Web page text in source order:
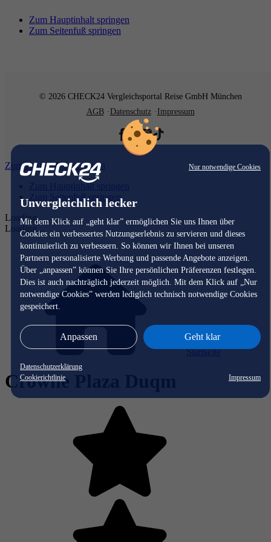
Nur notwendige Cookies
Unvergleichlich lecker
Mit dem Klick auf „geht klar” ermöglichen Sie uns Ihnen über
Cookies ein verbessertes Nutzungserlebnis zu servieren und dieses
kontinuierlich zu verbessern. So können wir Ihnen bei unseren
Partnern personalisierte Werbung und passende Angebote anzeigen.
Über „anpassen” können Sie Ihre persönlichen Präferenzen festlegen.
Dies ist auch nachträglich jederzeit möglich. Mit dem Klick auf „Nur
notwendige Cookies” werden lediglich technisch notwendige Cookies
gespeichert.
Anpassen Geht klar
Datenschutzerklärung
Cookierichtlinie
Impressum
Zum Hauptinhalt springen
Zum Seitenfuß springen
© 2026 CHECK24 Vergleichsportal Reise GmbH München
AGB
Datenschutz Impressum
Zum Hauptinhalt springen
Zum Hauptinhalt springen
Zum Seitenfuß springen
Loading...
Loading...
Startseite
Crowne Plaza Duqm